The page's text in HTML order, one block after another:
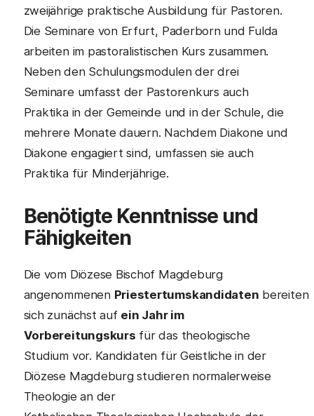
zweijährige praktische Ausbildung für Pastoren.
Die Seminare von Erfurt, Paderborn und Fulda
arbeiten im pastoralistischen Kurs zusammen.
Neben den Schulungsmodulen der drei
Seminare umfasst der Pastorenkurs auch
Praktika in der Gemeinde und in der Schule, die
mehrere Monate dauern. Nachdem Diakone und
Diakone engagiert sind, umfassen sie auch
Praktika für Minderjährige.
Benötigte Kenntnisse und
Fähigkeiten
Die vom Diözese Bischof Magdeburg
angenommenen Priestertumskandidaten bereiten
sich zunächst auf ein Jahr im
Vorbereitungskurs für das theologische
Studium vor. Kandidaten für Geistliche in der
Diözese Magdeburg studieren normalerweise
Theologie an der